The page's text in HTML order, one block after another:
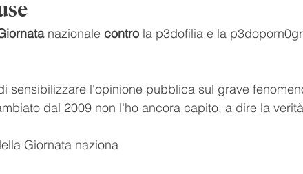
nazionale contro la p3dofilia e la
sensibilizzare l'opinione pubblica sul grave
dal 2009 non l'ho ancora capito, a dire la
Giornata naziona